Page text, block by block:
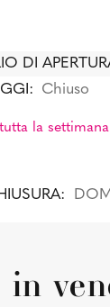
DI
Chiuso
la settimana